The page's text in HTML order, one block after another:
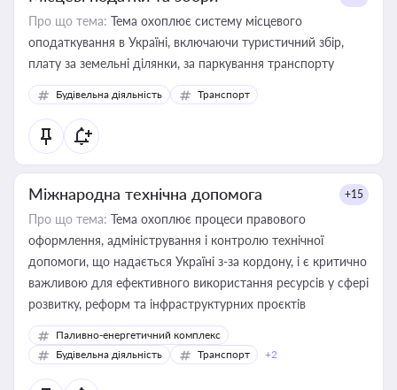
Про що тема: Тема охоплює систему місцевого
оподаткування в Україні, включаючи туристичний збір,
плату за земельні ділянки, за паркування транспорту
Будівельна діяльність Транспорт
Міжнародна технічна допомога +15
Про що тема: Тема охоплює процеси правового
оформлення, адміністрування і контролю технічної
допомоги, що надається Україні з-за кордону, і є критично
важливою для ефективного використання ресурсів у сфері
розвитку, реформ та інфраструктурних проєктів
Паливно-енергетичний комплекс
Будівельна діяльність
Транспорт +2